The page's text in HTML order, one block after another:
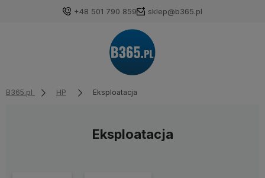
+48 501 790 859 sklep@b365.pl
B365.pl HP Eksploatacja
Eksploatacja